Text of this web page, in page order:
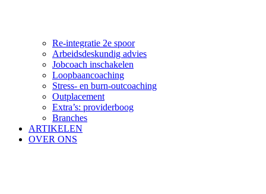
Re-integratie 2e spoor
Arbeidsdeskundig advies
Jobcoach inschakelen
Loopbaancoaching
Stress- en burn-outcoaching
Outplacement
Extra’s: providerboog
Branches
ARTIKELEN
OVER ONS